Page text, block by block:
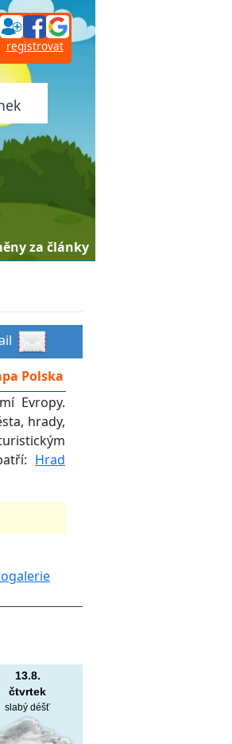
registrovat
za články
Polska
Evropy.
hrady,
Hrad
13.8.
čtvrtek
slabý déšť